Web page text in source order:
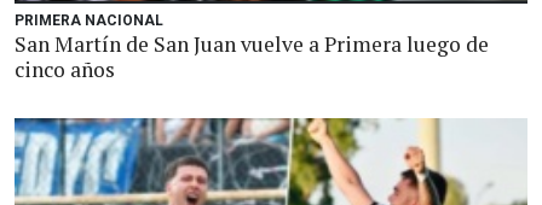
PRIMERA NACIONAL
San Martín de San Juan vuelve a Primera luego de
cinco años